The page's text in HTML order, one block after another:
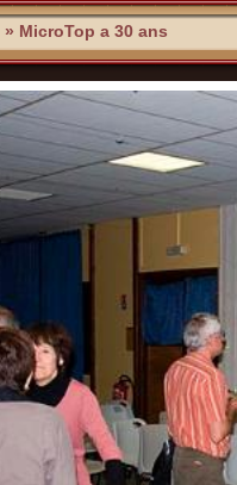
» MicroTop a 30 ans